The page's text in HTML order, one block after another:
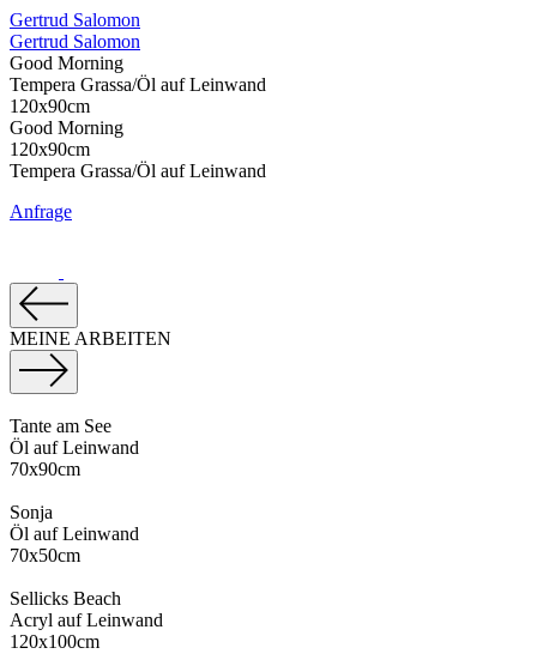
Gertrud Salomon
Gertrud Salomon
Good Morning
Tempera Grassa/Öl auf Leinwand
120x90cm
Good Morning
120x90cm
Tempera Grassa/Öl auf Leinwand
Anfrage
MEINE ARBEITEN
Tante am See
Öl auf Leinwand
70x90cm
Sonja
Öl auf Leinwand
70x50cm
Sellicks Beach
Acryl auf Leinwand
120x100cm